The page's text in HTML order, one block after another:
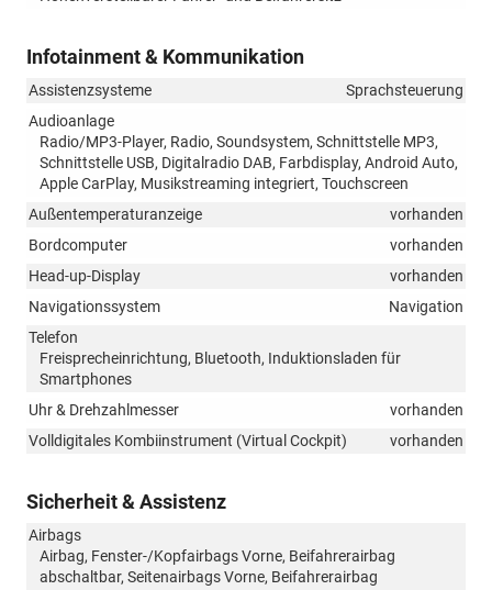
Infotainment & Kommunikation
Assistenzsysteme
Sprachsteuerung
Audioanlage
Radio/MP3-Player, Radio, Soundsystem, Schnittstelle MP3,
Schnittstelle USB, Digitalradio DAB, Farbdisplay, Android Auto,
Apple CarPlay, Musikstreaming integriert, Touchscreen
Außentemperaturanzeige
vorhanden
Bordcomputer
vorhanden
Head-up-Display
vorhanden
Navigationssystem
Navigation
Telefon
Freisprecheinrichtung, Bluetooth, Induktionsladen für
Smartphones
Uhr & Drehzahlmesser
vorhanden
Volldigitales Kombiinstrument (Virtual Cockpit)
vorhanden
Sicherheit & Assistenz
Airbags
Airbag, Fenster-/Kopfairbags Vorne, Beifahrerairbag
abschaltbar, Seitenairbags Vorne, Beifahrerairbag